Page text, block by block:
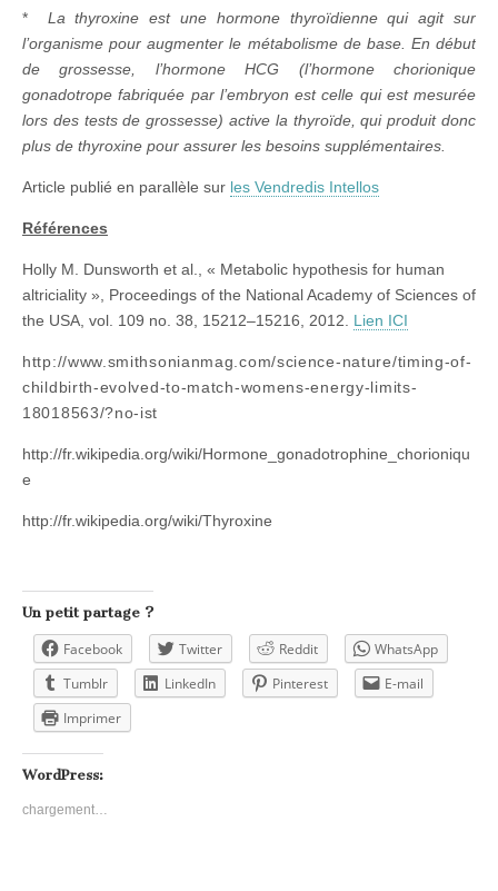
* La thyroxine est une hormone thyroïdienne qui agit sur
l’organisme pour augmenter le métabolisme de base. En début
de grossesse, l’hormone HCG (l’hormone chorionique
gonadotrope fabriquée par l’embryon est celle qui est mesurée
lors des tests de grossesse) active la thyroïde, qui produit donc
plus de thyroxine pour assurer les besoins supplémentaires.
Article publié en parallèle sur les Vendredis Intellos
Références
Holly M. Dunsworth et al., « Metabolic hypothesis for human
altriciality », Proceedings of the National Academy of Sciences of
the USA, vol. 109 no. 38, 15212–15216, 2012. Lien ICI
http://www.smithsonianmag.com/science-nature/timing-of-
childbirth-evolved-to-match-womens-energy-limits-
18018563/?no-ist
http://fr.wikipedia.org/wiki/Hormone_gonadotrophine_chorioniqu
e
http://fr.wikipedia.org/wiki/Thyroxine
Un petit partage ?
Facebook Twitter Reddit
WhatsApp
Tumblr
LinkedIn Pinterest
E-mail
Imprimer
WordPress:
chargement…